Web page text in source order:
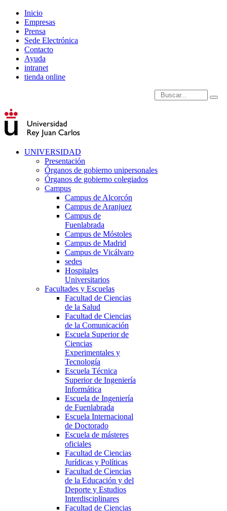
Inicio
Empresas
Prensa
Sede Electrónica
Contacto
Ayuda
intranet
tienda online
Introduce términos de
UNIVERSIDAD
Presentación
Órganos de gobierno unipersonales
Órganos de gobierno colegiados
Campus
Campus de Alcorcón
Campus de Aranjuez
Campus de
Fuenlabrada
Campus de Móstoles
Campus de Madrid
Campus de Vicálvaro
sedes
Hospitales
Universitarios
Facultades y Escuelas
Facultad de Ciencias
de la Salud
Facultad de Ciencias
de la Comunicación
Escuela Superior de
Ciencias
Experimentales y
Tecnología
Escuela Técnica
Superior de Ingeniería
Informática
Escuela de Ingeniería
de Fuenlabrada
Escuela Internacional
de Doctorado
Escuela de másteres
oficiales
Facultad de Ciencias
Jurídicas y Políticas
Facultad de Ciencias
de la Educación y del
Deporte y Estudios
Interdisciplinares
Facultad de Ciencias